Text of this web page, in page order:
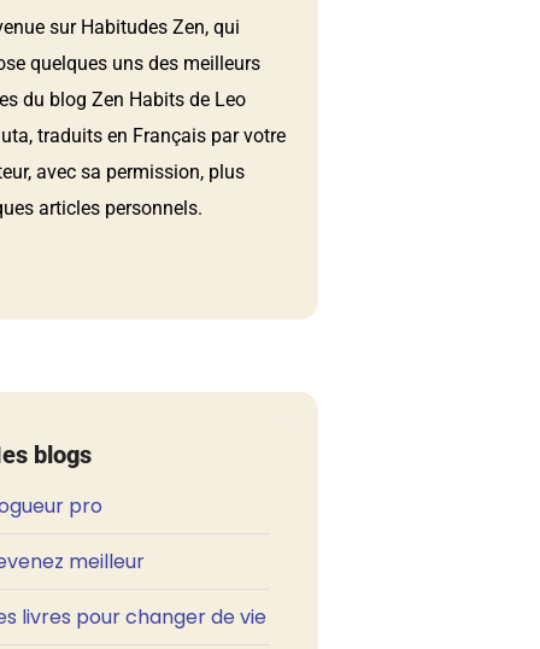
sur Habitudes Zen, qui
quelques uns des meilleurs
du blog Zen Habits de Leo
traduits en Français par votre
avec sa permission, plus
articles personnels.
blogs
pro
meilleur
livres pour changer de vie